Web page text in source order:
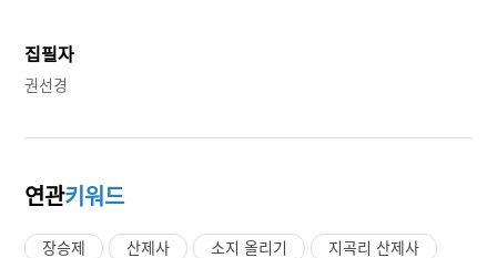
집필자
권선경
연관키워드
장승제 산제사 소지 올리기
지곡리 산제사